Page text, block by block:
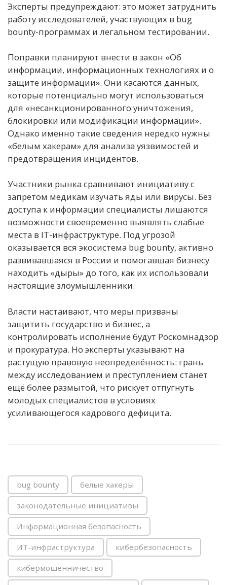
Эксперты предупреждают: это может затруднить
работу исследователей, участвующих в bug
bounty-программах и легальном тестировании.
Поправки планируют внести в закон «Об
информации, информационных технологиях и о
защите информации». Они касаются данных,
которые потенциально могут использоваться
для «несанкционированного уничтожения,
блокировки или модификации информации».
Однако именно такие сведения нередко нужны
«белым хакерам» для анализа уязвимостей и
предотвращения инцидентов.
Участники рынка сравнивают инициативу с
запретом медикам изучать яды или вирусы. Без
доступа к информации специалисты лишаются
возможности своевременно выявлять слабые
места в IT-инфраструктуре. Под угрозой
оказывается вся экосистема bug bounty, активно
развивавшаяся в России и помогавшая бизнесу
находить «дыры» до того, как их использовали
настоящие злоумышленники.
Власти настаивают, что меры призваны
защитить государство и бизнес, а
контролировать исполнение будут Роскомнадзор
и прокуратура. Но эксперты указывают на
растущую правовую неопределённость: грань
между исследованием и преступлением станет
ещё более размытой, что рискует отпугнуть
молодых специалистов в условиях
усиливающегося кадрового дефицита.
bug bounty белые хакеры
законодательные инициативы
Информационная безопасность
ИТ-инфраструктура кибербезопасность
кибермошенничество